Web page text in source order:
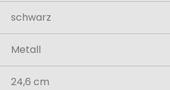
schwarz
Metall
24,6 cm